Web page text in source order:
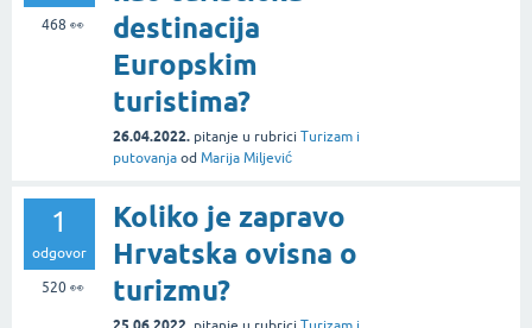
468 👀
destinacija
Europskim
turistima?
26.04.2022. pitanje u rubrici Turizam i
putovanja od Marija Miljević
1
odgovor
520👀
Koliko je zapravo
Hrvatska ovisna o
turizmu?